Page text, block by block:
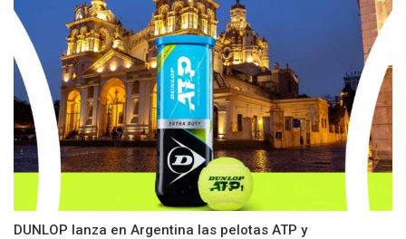
DUNLOP lanza en Argentina las pelotas ATP y